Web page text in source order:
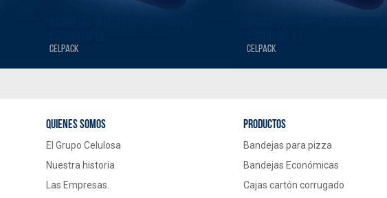
CELPACK CELPACK
Quienes somos
El Grupo Celulosa
Nuestra historia
Las Empresas.
Productos
Bandejas para pizza
Bandejas Económicas
Cajas cartón corrugado